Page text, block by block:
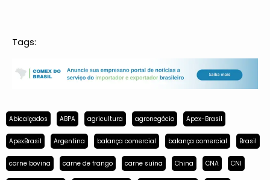
Tags:
Abicalçados ABPA agricultura agronegócio Apex-Brasil
ApexBrasil Argentina balança comercial balança comercial Brasil
carne bovina carne de frango carne suína China CNA CNI